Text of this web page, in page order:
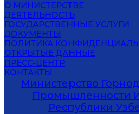
О МИНИСТЕРСТВЕ
ДЕЯТЕЛЬНОСТЬ
ГОСУДАРСТВЕННЫЕ УСЛУГИ
ДОКУМЕНТЫ
ПОЛИТИКА
ОТКРЫТЫЕ ДАННЫЕ
ПРЕСС-ЦЕНТР
КОНТАКТЫ
Министерство
Промышленности
Республики